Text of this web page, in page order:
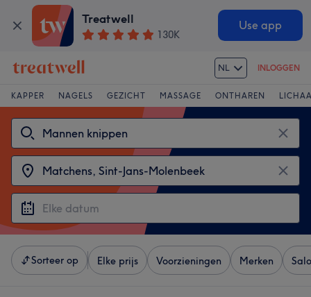
Treatwell
130K
Use app
NL INLOGGEN
KAPPER NAGELS GEZICHT MASSAGE ONTHAREN
Sorteer op Elke prijs Voorzieningen Merken